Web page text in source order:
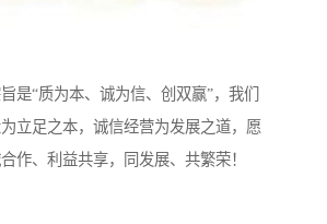
是“质为本、诚为信、创双赢”，我们
立足之本，诚信经营为发展之道，愿
作、利益共享，同发展、共繁荣！